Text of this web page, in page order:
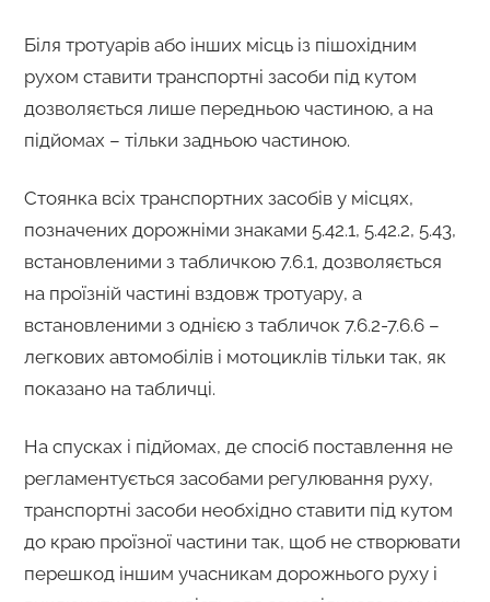
Біля тротуарів або інших місць із пішохідним
рухом ставити транспортні засоби під кутом
дозволяється лише передньою частиною, а на
підйомах – тільки задньою частиною.
Стоянка всіх транспортних засобів у місцях,
позначених дорожніми знаками 5.42.1, 5.42.2, 5.43,
встановленими з табличкою 7.6.1, дозволяється
на проїзній частині вздовж тротуару, а
встановленими з однією з табличок 7.6.2-7.6.6 –
легкових автомобілів і мотоциклів тільки так, як
показано на табличці.
На спусках і підйомах, де спосіб поставлення не
регламентується засобами регулювання руху,
транспортні засоби необхідно ставити під кутом
до краю проїзної частини так, щоб не створювати
перешкод іншим учасникам дорожнього руху і